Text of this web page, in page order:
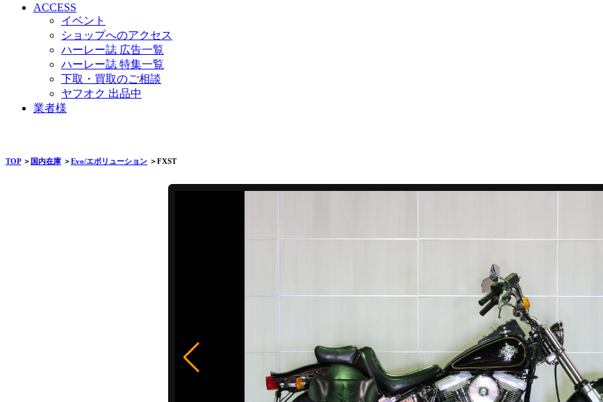
ACCESS
イベント
ショップへのアクセス
ハーレー誌 広告一覧
ハーレー誌 特集一覧
下取・買取のご相談
ヤフオク 出品中
業者様
TOP＞ 国内在庫 ＞Evo/エボリューション ＞FXST